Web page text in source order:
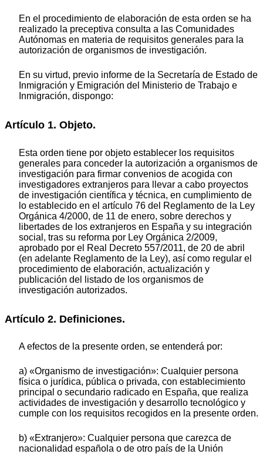
En el procedimiento de elaboración de esta orden se ha
realizado la preceptiva consulta a las Comunidades
Autónomas en materia de requisitos generales para la
autorización de organismos de investigación.
En su virtud, previo informe de la Secretaría de Estado de
Inmigración y Emigración del Ministerio de Trabajo e
Inmigración, dispongo:
Artículo 1. Objeto.
Esta orden tiene por objeto establecer los requisitos
generales para conceder la autorización a organismos de
investigación para firmar convenios de acogida con
investigadores extranjeros para llevar a cabo proyectos
de investigación científica y técnica, en cumplimiento de
lo establecido en el artículo 76 del Reglamento de la Ley
Orgánica 4/2000, de 11 de enero, sobre derechos y
libertades de los extranjeros en España y su integración
social, tras su reforma por Ley Orgánica 2/2009,
aprobado por el Real Decreto 557/2011, de 20 de abril
(en adelante Reglamento de la Ley), así como regular el
procedimiento de elaboración, actualización y
publicación del listado de los organismos de
investigación autorizados.
Artículo 2. Definiciones.
A efectos de la presente orden, se entenderá por:
a) «Organismo de investigación»: Cualquier persona
física o jurídica, pública o privada, con establecimiento
principal o secundario radicado en España, que realiza
actividades de investigación y desarrollo tecnológico y
cumple con los requisitos recogidos en la presente orden.
b) «Extranjero»: Cualquier persona que carezca de
nacionalidad española o de otro país de la Unión